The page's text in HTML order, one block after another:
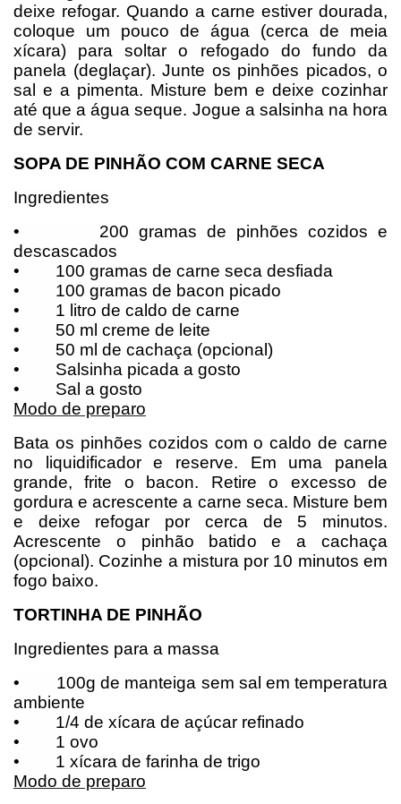
deixe refogar. Quando a carne estiver dourada,
coloque um pouco de água (cerca de meia
xícara) para soltar o refogado do fundo da
panela (deglaçar). Junte os pinhões picados, o
sal e a pimenta. Misture bem e deixe cozinhar
até que a água seque. Jogue a salsinha na hora
de servir.
SOPA DE PINHÃO COM CARNE SECA
Ingredientes
•
200 gramas de pinhões cozidos e
descascados
•
100 gramas de carne seca desfiada
•
100 gramas de bacon picado
•
1 litro de caldo de carne
•
50 ml creme de leite
•
50 ml de cachaça (opcional)
•
Salsinha picada a gosto
•
Sal a gosto
Modo de preparo
Bata os pinhões cozidos com o caldo de carne
no liquidificador e reserve. Em uma panela
grande, frite o bacon. Retire o excesso de
gordura e acrescente a carne seca. Misture bem
e deixe refogar por cerca de 5 minutos.
Acrescente o pinhão batido e a cachaça
(opcional). Cozinhe a mistura por 10 minutos em
fogo baixo.
TORTINHA DE PINHÃO
Ingredientes para a massa
•
100g de manteiga sem sal em temperatura
ambiente
•
1/4 de xícara de açúcar refinado
•
1 ovo
•
1 xícara de farinha de trigo
Modo de preparo